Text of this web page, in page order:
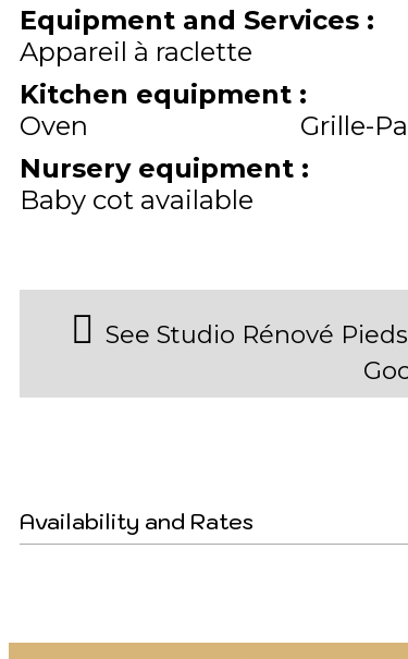
Equipment and Services :
Appareil à raclette
Kitchen equipment :
Oven
Grille-
Nursery equipment :
Baby cot available
See Studio Rénové
Availability and Rates